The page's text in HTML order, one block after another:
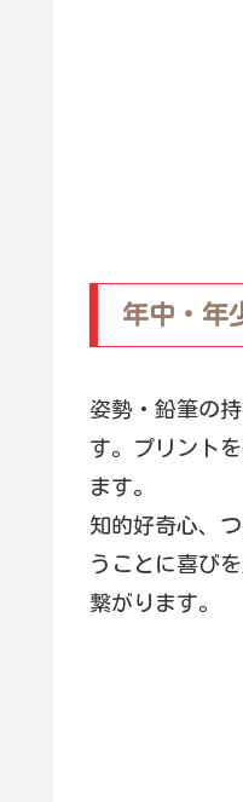
年中・年
姿勢・鉛筆の
す。プリント
ます。
知的好奇心、
うことに喜び
繋がります。